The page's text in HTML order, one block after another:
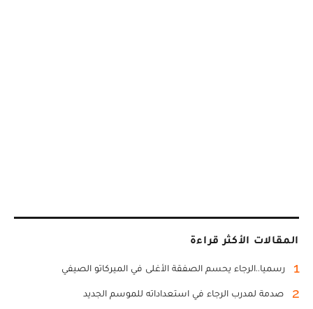
المقالات الأكثر قراءة
1 رسميا..الرجاء يحسم الصفقة الأغلى في الميركاتو الصيفي
2 صدمة لمدرب الرجاء في استعداداته للموسم الجديد